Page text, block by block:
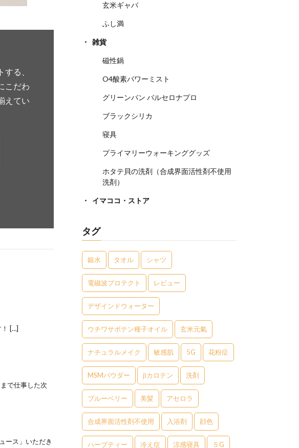
る、
こだわ
えてい
[…]
で仕事した次
ース」いただき
玄米ギャバ
ふし満
雑貨
磁性鍋
O4酸素パワーミスト
グリーンパン バルセロナプロ
ブラックシリカ
寝具
プライマリーウォーキンググッズ
ホタテ貝の洗剤（合成界面活性剤不使用
洗剤）
イマココ・ストア
タグ
銀水 タオル シャツ
電磁波プロテクト レビュー
デザインドウォーター
ウチワサボテン種子オイル 玄米元氣
ナチュラルメイク 敏感肌 5G 花粉症
MSMパウダー βカロテン 洗剤
ブルーベリー 美髪 アセロラ
合成界面活性剤不使用 入浴剤 顔色
ハーブティー 冷え症 涼感寝具 ５G